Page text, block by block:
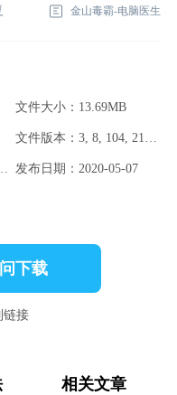
金山毒霸-电脑医生
文件大小：13.69MB
文件版本：3, 8, 104, 21661
发布日期：2020-05-07
下载
链接
相关文章